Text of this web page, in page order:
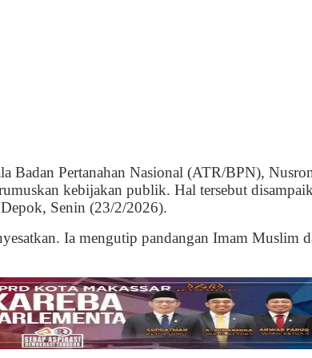
Badan Pertanahan Nasional (ATR/BPN),
kebijakan publik. Hal tersebut
Senin (23/2/2026).
Ia mengutip pandangan Imam Muslim